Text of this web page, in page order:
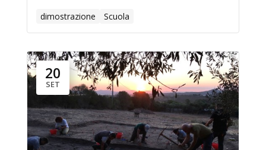
dimostrazione Scuola
20
SET